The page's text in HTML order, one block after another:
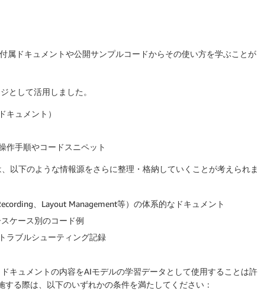
属ドキュメントや公開サンプルコードからその使い方を学ぶことが
として活用しました。
キュメント）
作手順やコードスニペット
以下のような情報源をさらに整理・格納していくことが考えられま
、Layout Management等）の体系的なドキュメント
ケース別のコード例
ラブルシューティング記録
キュメントの内容をAIモデルの学習データとして使用することは許
る際は、以下のいずれかの条件を満たしてください：